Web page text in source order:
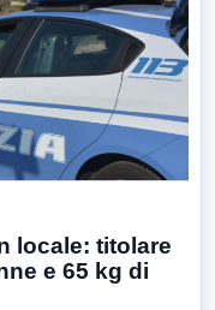
locale: titolare
e 65 kg di